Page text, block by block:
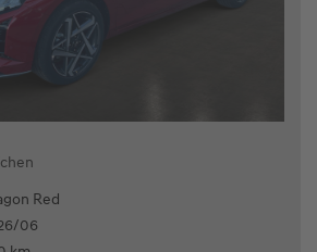
Red
06